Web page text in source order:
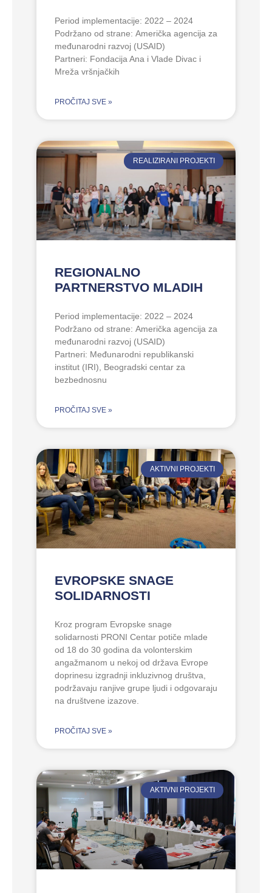
Period implementacije: 2022 – 2024
Podržano od strane: Američka agencija za
međunarodni razvoj (USAID)
Partneri: Fondacija Ana i Vlade Divac i
Mreža vršnjačkih
PROČITAJ SVE »
REALIZIRANI PROJEKTI
REGIONALNO
PARTNERSTVO MLADIH
Period implementacije: 2022 – 2024
Podržano od strane: Američka agencija za
međunarodni razvoj (USAID)
Partneri: Međunarodni republikanski
institut (IRI), Beogradski centar za
bezbednosnu
PROČITAJ SVE »
AKTIVNI PROJEKTI
EVROPSKE SNAGE
SOLIDARNOSTI
Kroz program Evropske snage
solidarnosti PRONI Centar potiče mlade
od 18 do 30 godina da volonterskim
angažmanom u nekoj od država Evrope
doprinesu izgradnji inkluzivnog društva,
podržavaju ranjive grupe ljudi i odgovaraju
na društvene izazove.
PROČITAJ SVE »
AKTIVNI PROJEKTI